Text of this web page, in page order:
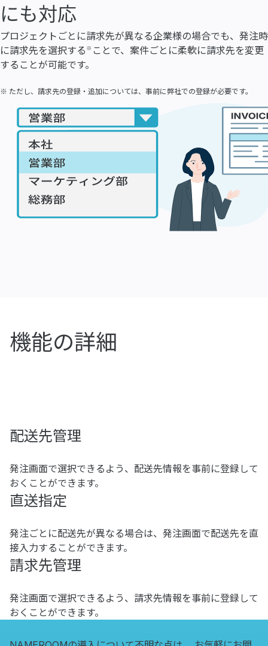
にも対応
プロジェクトごとに請求先が異なる企業様の場合でも、発注時
に請求先を選択する ※ ことで、案件ごとに柔軟に請求先を変更
することが可能です。
※ ただし、請求先の登録・追加については、事前に弊社での登録が必要です。
機能の詳細
配送先管理
発注画面で選択できるよう、配送先情報を事前に登録して
おくことができます。
直送指定
発注ごとに配送先が異なる場合は、発注画面で配送先を直
接入力することができます。
請求先管理
発注画面で選択できるよう、請求先情報を事前に登録して
おくことができます。